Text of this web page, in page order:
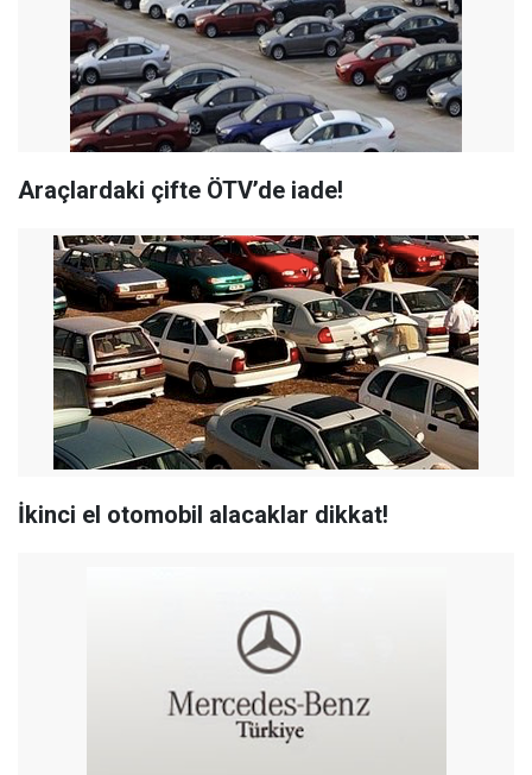
Araçlardaki çifte ÖTV’de iade!
İkinci el otomobil alacaklar dikkat!